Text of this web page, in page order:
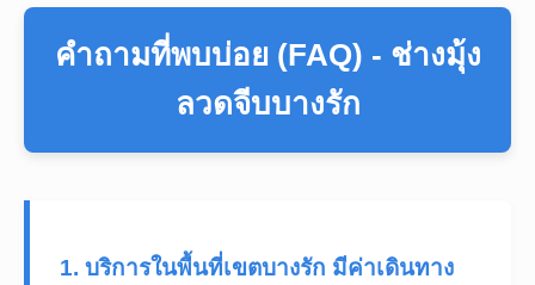
คำถามที่พบบ่อย (FAQ) - ช่างมุ้ง
ลวดจีบบางรัก
1. บริการในพื้นที่เขตบางรัก มีค่าเดินทาง